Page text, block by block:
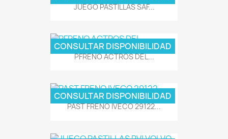
JUEGO PASTILLAS SAF...
PFRENO ACTROS DEL...
CONSULTAR DISPONIBILIDAD
PAST FRENO IVECO 29122...
CONSULTAR DISPONIBILIDAD